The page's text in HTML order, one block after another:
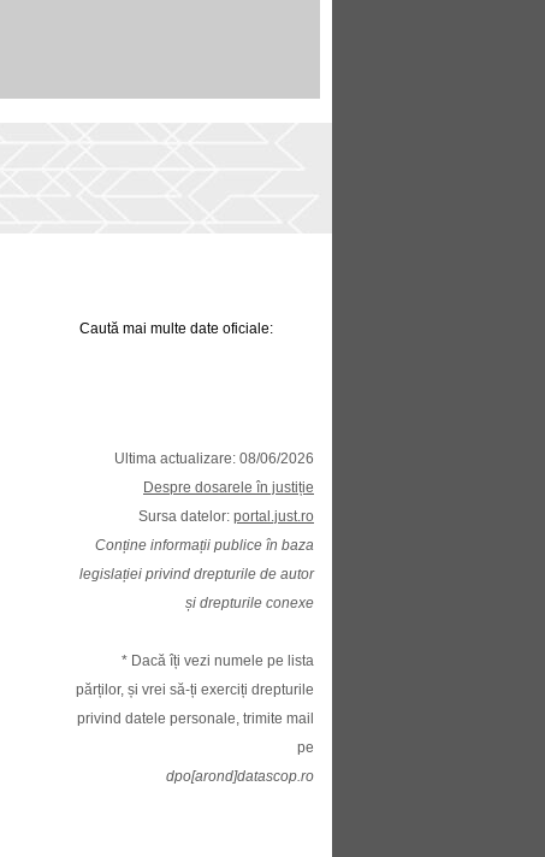
Caută mai multe date oficiale:
Ultima actualizare: 08/06/2026
Despre dosarele în justiție
Sursa datelor: portal.just.ro
Conține informații publice în baza
legislației privind drepturile de autor
și drepturile conexe
* Dacă îți vezi numele pe lista
părților, și vrei să-ți exerciți drepturile
privind datele personale, trimite mail
pe
dpo[arond]datascop.ro